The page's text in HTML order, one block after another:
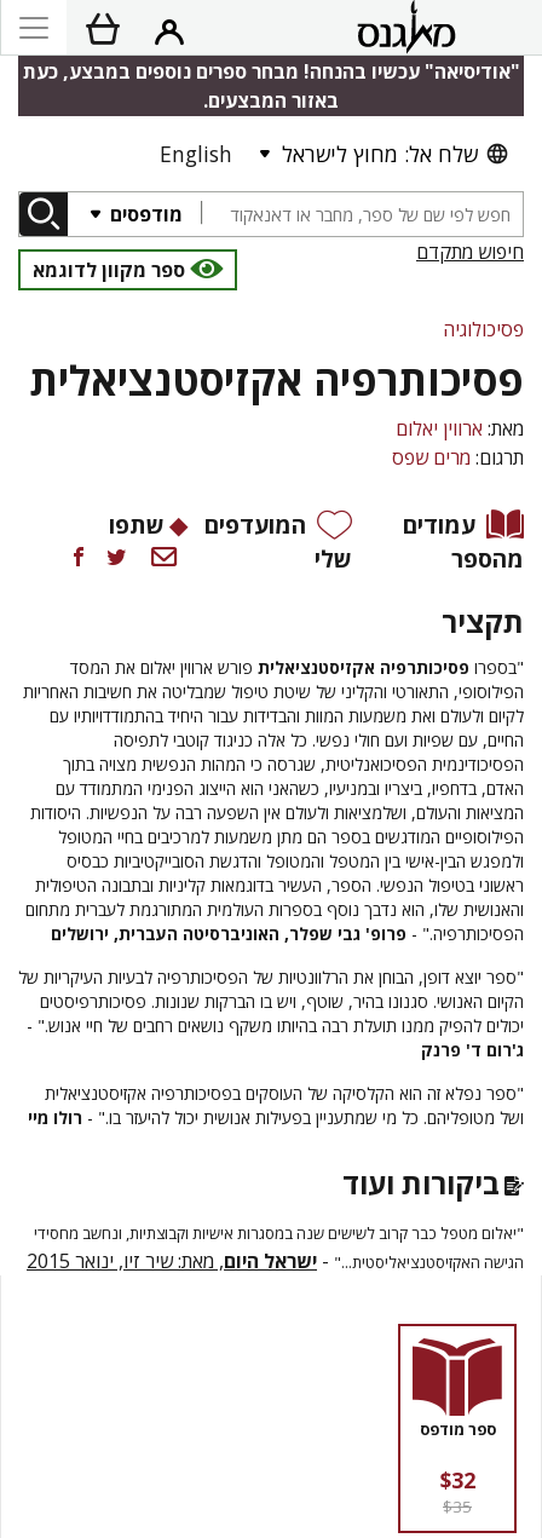
"אודיסיאה" עכשיו בהנחה! מבחר ספרים נוספים במבצע, כעת
באזור המבצעים.
שלח אל: מחוץ לישראל English
מודפסים
חיפוש מתקדם
ספר מקוון לדוגמא
פסיכולוגיה
פסיכותרפיה אקזיסטנציאלית
מאת: ארווין יאלום
תרגום: מרים שפס
עמודים
מהספר
המועדפים
שלי
שתפו
תקציר
"בספרו פסיכותרפיה אקזיסטנציאלית פורש ארווין יאלום את המסד
הפילוסופי, התאורטי והקליני של שיטת טיפול שמבליטה את חשיבות האחריות
לקיום ולעולם ואת משמעות המוות והבדידות עבור היחיד בהתמודדויותיו עם
החיים, עם שפיות ועם חולי נפשי. כל אלה כניגוד קוטבי לתפיסה
הפסיכודינמית הפסיכואנליטית, שגרסה כי המהות הנפשית מצויה בתוך
האדם, בדחפיו, ביצריו ובמניעיו, כשהאני הוא הייצוג הפנימי המתמודד עם
המציאות והעולם, ושלמציאות ולעולם אין השפעה רבה על הנפשיות. היסודות
הפילוסופיים המודגשים בספר הם מתן משמעות למרכיבים בחיי המטופל
ולמפגש הבין-אישי בין המטפל והמטופל והדגשת הסובייקטיביות כבסיס
ראשוני בטיפול הנפשי. הספר, העשיר בדוגמאות קליניות ובתבונה הטיפולית
והאנושית שלו, הוא נדבך נוסף בספרות העולמית המתורגמת לעברית מתחום
הפסיכותרפיה." - פרופ' גבי שפלר, האוניברסיטה העברית, ירושלים
"ספר יוצא דופן, הבוחן את הרלוונטיות של הפסיכותרפיה לבעיות העיקריות של
הקיום האנושי. סגנונו בהיר, שוטף, ויש בו הברקות שנונות. פסיכותרפיסטים
יכולים להפיק ממנו תועלת רבה בהיותו משקף נושאים רחבים של חיי אנוש." -
ג'רום ד' פרנק
"ספר נפלא זה הוא הקלסיקה של העוסקים בפסיכותרפיה אקזיסטנציאלית
ושל מטופליהם. כל מי שמתעניין בפעילות אנושית יכול להיעזר בו." - רולו מיי
ביקורות ועוד
"יאלום מטפל כבר קרוב לשישים שנה במסגרות אישיות וקבוצתיות, ונחשב מחסידי
הגישה האקזיסטנציאליסטית..." - ישראל היום, מאת: שיר זיו, ינואר 2015
ספר מודפס
$32
$35